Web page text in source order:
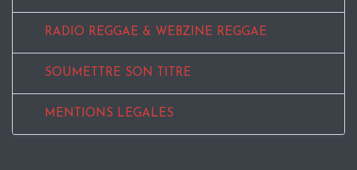
RADIO REGGAE & WEBZINE REGGAE
SOUMETTRE SON TITRE
MENTIONS LEGALES